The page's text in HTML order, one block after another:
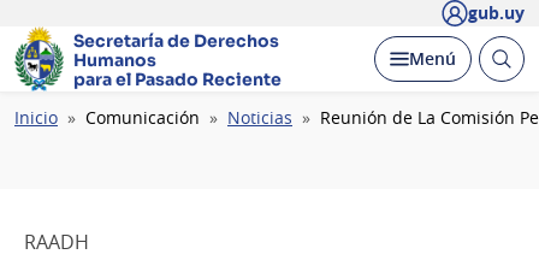
gub.uy
Secretaría de Derechos
Humanos
para el Pasado Reciente
Desplegar
Menú Abrir
Ruta
Inicio Comunicación Noticias Reunión de La Comisión
RAADH